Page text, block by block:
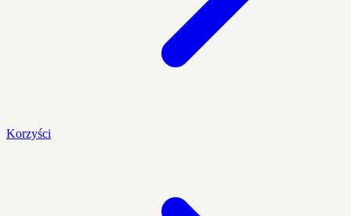
Korzyści